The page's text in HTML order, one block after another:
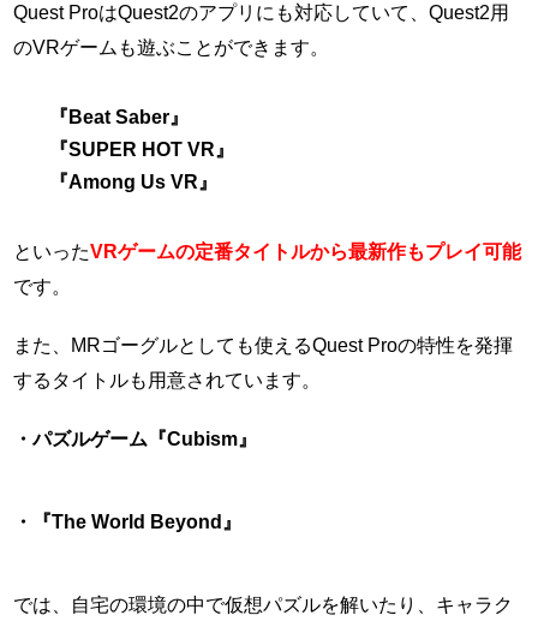
Quest ProはQuest2のアプリにも対応していて、Quest2用
のVRゲームも遊ぶことができます。
『Beat Saber』
『SUPER HOT VR』
『Among Us VR』
といったVRゲームの定番タイトルから最新作もプレイ可能
です。
また、MRゴーグルとしても使えるQuest Proの特性を発揮
するタイトルも用意されています。
・パズルゲーム『Cubism』
・『The World Beyond』
では、自宅の環境の中で仮想パズルを解いたり、キャラク